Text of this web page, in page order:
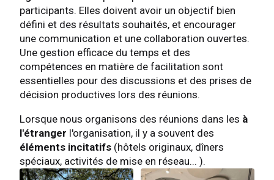
participants. Elles doivent avoir un objectif bien
défini et des résultats souhaités, et encourager
une communication et une collaboration ouvertes.
Une gestion efficace du temps et des
compétences en matière de facilitation sont
essentielles pour des discussions et des prises de
décision productives lors des réunions.
Lorsque nous organisons des réunions dans les à
l'étranger l'organisation, il y a souvent des
éléments incitatifs (hôtels originaux, dîners
spéciaux, activités de mise en réseau... ).